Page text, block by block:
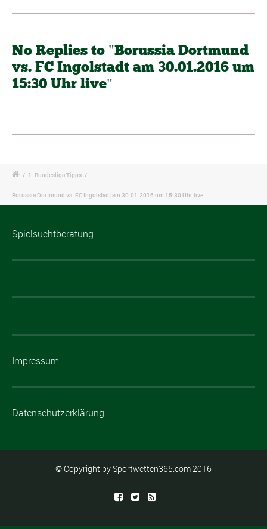
No Replies to "Borussia Dortmund
vs. FC Ingolstadt am 30.01.2016 um
15:30 Uhr live"
/ 1. Bundesliga Tipps /
Borussia Dortmund vs. FC Ingolstadt am 30.01.2016 um 15:30 Uhr live
Spielsuchtberatung
Impressum
Datenschutzerklärung
© Copyright by Sportwetten365.com 2016